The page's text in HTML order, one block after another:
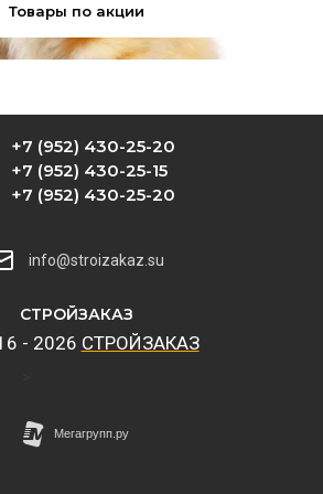
Товары по акции
CТРОЙЗАКАЗ
- 2026 CТРОЙЗАКАЗ
+7 (952) 430-25-20
+7 (952) 430-25-15
+7 (952) 430-25-20
info@stroizakaz.su